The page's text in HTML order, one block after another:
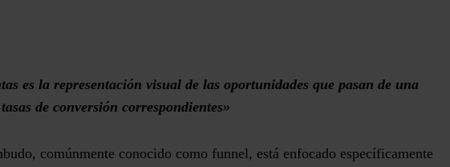
es la representación visual de las oportunidades que pasan de una
de conversión correspondientes»
comúnmente conocido como funnel, está enfocado específicamente